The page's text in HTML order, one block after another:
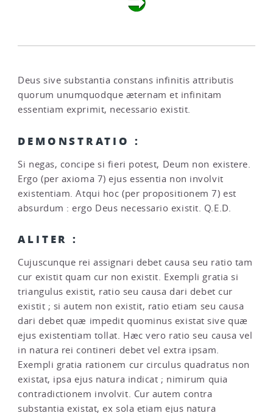
Deus sive substantia constans infinitis attributis
quorum unumquodque æternam et infinitam
essentiam exprimit, necessario existit.
DEMONSTRATIO :
Si negas, concipe si fieri potest, Deum non existere.
Ergo (per axioma 7) ejus essentia non involvit
existentiam. Atqui hoc (per propositionem 7) est
absurdum : ergo Deus necessario existit. Q.E.D.
ALITER :
Cujuscunque rei assignari debet causa seu ratio tam
cur existit quam cur non existit. Exempli gratia si
triangulus existit, ratio seu causa dari debet cur
existit ; si autem non existit, ratio etiam seu causa
dari debet quæ impedit quominus existat sive quæ
ejus existentiam tollat. Hæc vero ratio seu causa vel
in natura rei contineri debet vel extra ipsam.
Exempli gratia rationem cur circulus quadratus non
existat, ipsa ejus natura indicat ; nimirum quia
contradictionem involvit. Cur autem contra
substantia existat, ex sola etiam ejus natura